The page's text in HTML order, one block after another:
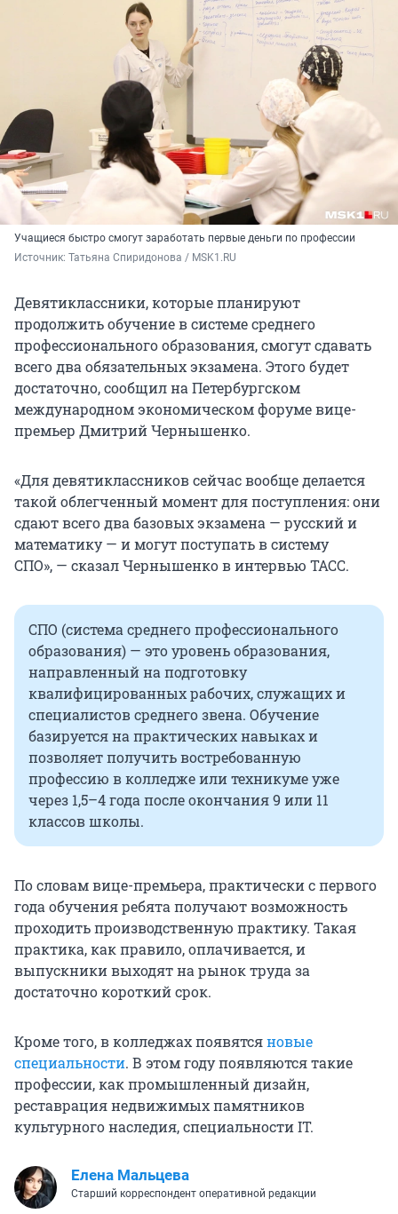
Учащиеся быстро смогут заработать первые деньги по профессии
Источник: Татьяна Спиридонова / MSK1.RU
Девятиклассники, которые планируют
продолжить обучение в системе среднего
профессионального образования, смогут сдавать
всего два обязательных экзамена. Этого будет
достаточно, сообщил на Петербургском
международном экономическом форуме вице-
премьер Дмитрий Чернышенко.
«Для девятиклассников сейчас вообще делается
такой облегченный момент для поступления: они
сдают всего два базовых экзамена — русский и
математику — и могут поступать в систему
СПО», — сказал Чернышенко в интервью ТАСС.
СПО (система среднего профессионального
образования) — это уровень образования,
направленный на подготовку
квалифицированных рабочих, служащих и
специалистов среднего звена. Обучение
базируется на практических навыках и
позволяет получить востребованную
профессию в колледже или техникуме уже
через 1,5–4 года после окончания 9 или 11
классов школы.
По словам вице-премьера, практически с первого
года обучения ребята получают возможность
проходить производственную практику. Такая
практика, как правило, оплачивается, и
выпускники выходят на рынок труда за
достаточно короткий срок.
Кроме того, в колледжах появятсяновые
специальности. В этом году появляются такие
профессии, как промышленный дизайн,
реставрация недвижимых памятников
культурного наследия, специальности IT.
Елена Мальцева
Старший корреспондент оперативной редакции